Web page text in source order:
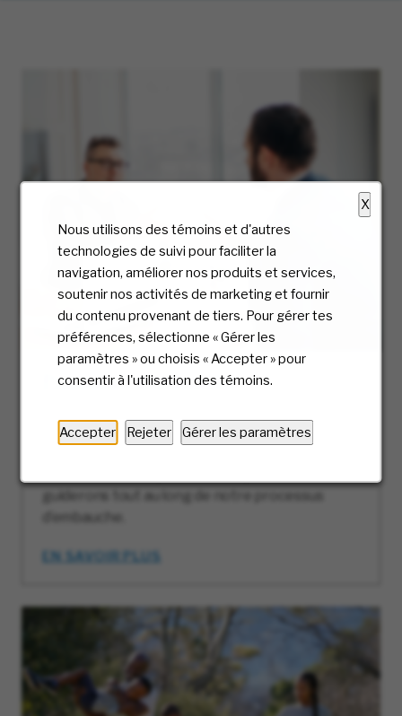
X
Nous utilisons des témoins et d'autres
technologies de suivi pour faciliter la
navigation, améliorer nos produits et services,
soutenir nos activités de marketing et fournir
du contenu provenant de tiers. Pour gérer tes
préférences, sélectionne « Gérer les
paramètres » ou choisis « Accepter » pour
consentir à l'utilisation des témoins.
Accepter Rejeter Gérer les paramètres
Processus d’embauche
importance à l’expérience des candidats et
d’embauche.
EN SAVOIR PLUS